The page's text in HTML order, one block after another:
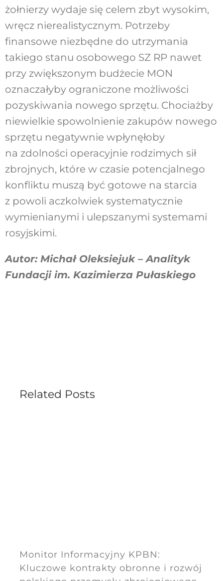
żołnierzy wydaje się celem zbyt wysokim,
wręcz nierealistycznym. Potrzeby
finansowe niezbędne do utrzymania
takiego stanu osobowego SZ RP nawet
przy zwiększonym budżecie MON
oznaczałyby ograniczone możliwości
pozyskiwania nowego sprzętu. Chociażby
niewielkie spowolnienie zakupów nowego
sprzętu negatywnie wpłynęłoby
na zdolności operacyjnie rodzimych sił
zbrojnych, które w czasie potencjalnego
konfliktu muszą być gotowe na starcia
z powoli aczkolwiek systematycznie
wymienianymi i ulepszanymi systemami
rosyjskimi.
Autor: Michał Oleksiejuk – Analityk
Fundacji im. Kazimierza Pułaskiego
Related Posts
Monitor Informacyjny KPBN:
Kluczowe kontrakty obronne i rozwój